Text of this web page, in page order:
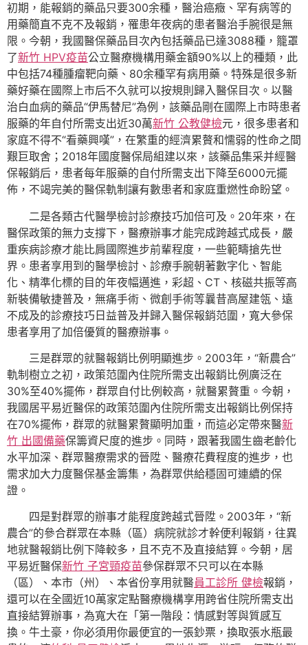
初期，能報銷的藥品只要300余種，醫治癌癥、罕有病等的
用藥簡直不克不及報銷，罹患年夜病的患者醫治手腕很是無
限。今朝，我國醫保藥品目次內包括藥品已達3088種，籠罩
了新竹 HPV疫苗公立醫療機構用藥金額90%以上的種類，此
中包括74種腫瘤靶向藥、80余種罕有病用藥。特殊是很多新
藥好藥在國際上市后不久就可以按規則歸入醫保目次。以醫
治白血病的藥品“伊馬替尼”為例，該藥品剛在國際上市時患者
服藥的年自付所需支出近30萬新竹 公教健檢元，很多患者和
家庭不得不“看藥興嘆”，在繁重的經濟累贅和懦弱的性命之間
艱巨取舍；2018年國度醫保局組建以來，該藥品集采并經醫
保報銷后，患者每年服藥的自付所需支出下降至6000元擺
佈，不竭完美的醫保軌制讓有數患者和家庭重燃性命盼望。
二是各類古代醫學檢討診療技巧加倍可及。20年來，在
醫保政策的無力支撐下，醫療辦事才能完成跨越式成長，嚴
重疾病診療才能比肩國際進步前輩程度，一些範疇搶先世
界。患者享用到的醫學檢討、診療手腕朝著數字化、智能
化、精準化標的目的年夜幅邁進，彩超、CT、核磁共振等高
新裝備敏捷普及，無痛手術、微創手術等曩昔高屋建瓴、遠
不成及的診療技巧日益普及并歸入醫保報銷范圍，寬大參保
患者享用了加倍優質的醫療辦事。
三是群眾的就醫報銷比例明顯進步。2003年，“新農合”
軌制樹立之初，政策范圍內住院所需支出報銷比例廣泛在
30%至40%擺佈，群眾自付比例較高，就醫累贅重。今朝，
我國居平易近醫保的政策范圍內住院所需支出報銷比例保持
在70%擺佈，群眾的就醫累贅顯明加重，而這必定帶來醫新
竹 出國備藥保籌資尺度的進步。同時，跟著我國生齒老齡化
水平加深、群眾醫療需求的晉陞、醫療花費程度的進步，也
需求加大力度醫保基金籌集，為群眾供給穩固可連續的保
證。
四是對群眾的辦事才能程度跨越式晉陞。2003年，“新
農合”的參合群眾在本縣（區）病院就診才幹便利報銷，往異
地就醫報銷比例下降較多，且不克不及直接結算。今朝，居
平易近醫保新竹 子宮頸疫苗參保群眾不只可以在本縣
（區）、本市（州）、本省份享用就醫員工診所 健檢報銷，
還可以在全國近10萬家定點醫療機構享用跨省住院所需支出
直接結算辦事，為寬大在「第一階段：情感對等與質感互
換。牛土豪，你必須用你最便宜的一張鈔票，換取張水瓶最